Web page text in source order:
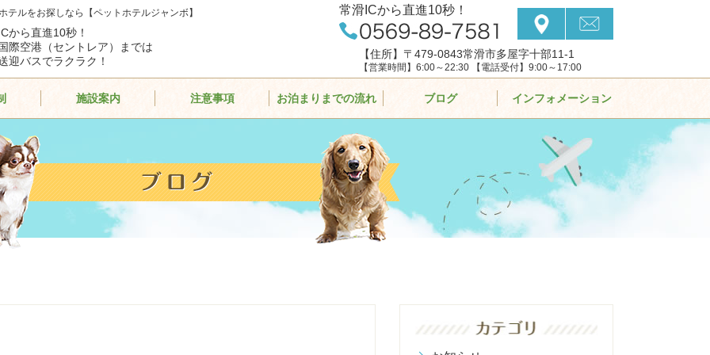
ルをお探しなら【ペットホテルジャンボ】
から直進10秒！
際空港（セントレア）までは
迎バスでラクラク！
常滑ICから直進10秒！
【住所】〒479-0843常滑市多屋字十部11-1
【営業時間】6:00～22:30 【電話受付】9:00～17:00
施設案内 注意事項 お泊まりまでの流れ ブログ インフォメーション